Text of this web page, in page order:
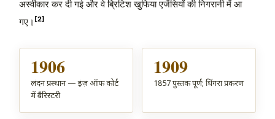
अस्वीकार कर दी गई और वे ब्रिटिश खुफिया एजेंसियों की निगरानी में आ
गए। [2]
1906
लंदन प्रस्थान — इंज़ ऑफ कोर्ट
में बैरिस्टरी
1909
1857 पुस्तक पूर्ण; धिंगरा प्रकरण